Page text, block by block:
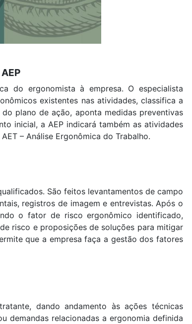
do ergonomista à empresa. O especialista
existentes nas atividades, classifica a
plano de ação, aponta medidas preventivas
inicial, a AEP indicará também as atividades
– Análise Ergonômica do Trabalho.
São feitos levantamentos de campo
registros de imagem e entrevistas. Após o
o fator de risco ergonômico identificado,
risco e proposições de soluções para mitigar
que a empresa faça a gestão dos fatores
dando andamento às ações técnicas
demandas relacionadas a ergonomia definida